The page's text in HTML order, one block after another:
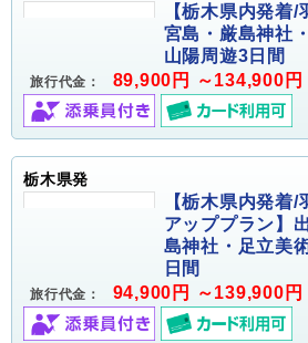
【栃木県内発着/
宮島・厳島神社
山陽周遊3日間
旅行代金： 89,900円 ～134,900円
栃木県発
【栃木県内発着
アッププラン】
島神社・足立美
日間
旅行代金： 94,900円 ～139,900円